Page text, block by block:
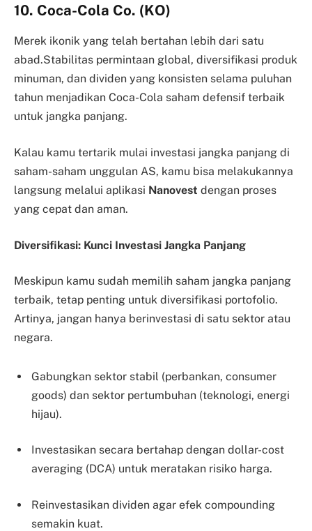
10. Coca-Cola Co. (KO)
Merek ikonik yang telah bertahan lebih dari satu
abad.Stabilitas permintaan global, diversifikasi produk
minuman, dan dividen yang konsisten selama puluhan
tahun menjadikan Coca-Cola saham defensif terbaik
untuk jangka panjang.
Kalau kamu tertarik mulai investasi jangka panjang di
saham-saham unggulan AS, kamu bisa melakukannya
langsung melalui aplikasi Nanovest dengan proses
yang cepat dan aman.
Diversifikasi: Kunci Investasi Jangka Panjang
Meskipun kamu sudah memilih saham jangka panjang
terbaik, tetap penting untuk diversifikasi portofolio.
Artinya, jangan hanya berinvestasi di satu sektor atau
negara.
Gabungkan sektor stabil (perbankan, consumer
goods) dan sektor pertumbuhan (teknologi, energi
hijau).
Investasikan secara bertahap dengan dollar-cost
averaging (DCA) untuk meratakan risiko harga.
Reinvestasikan dividen agar efek compounding
semakin kuat.